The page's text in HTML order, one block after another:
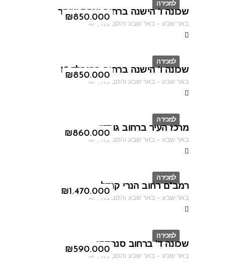
למכירה
ID
₪850.000
שכונה ו' הישנה ברחוב יצחק שיפר
באר שבע–באר שבע והסביבה ,
AF
למכירה
ID
₪850.000
שכונה ו' הישנה ברחוב ברנפלד 15
באר שבע–באר שבע והסביבה ,
AF
למכירה
ID
₪860.000
מרכז העיר ברחוב גורדון
באר שבע–באר שבע והסביבה ,
AF
למכירה
ID
₪1.470.000
רמב"ם רחוב הנרי קנדל
באר שבע–באר שבע והסביבה ,
AF
למכירה
ID
₪590.000
שכונה ד' ברחוב סנהדרין
באר שבע–באר שבע והסביבה ,
AF